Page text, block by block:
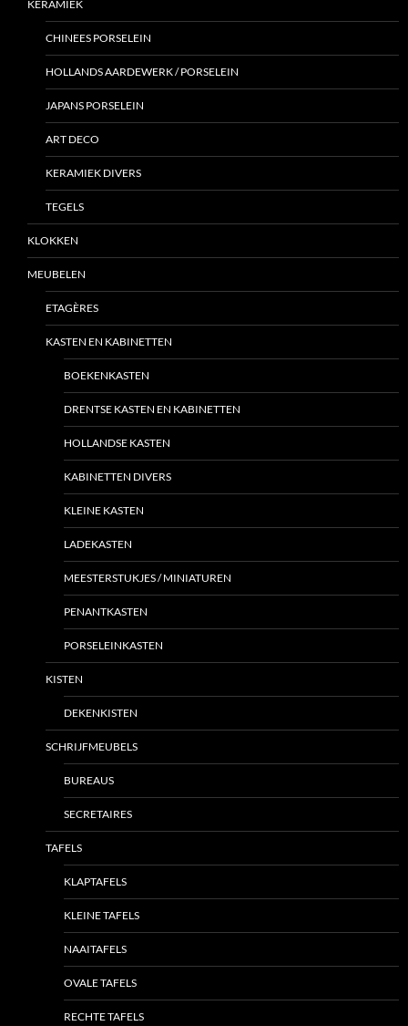
KERAMIEK
CHINEES PORSELEIN
HOLLANDS AARDEWERK / PORSELEIN
JAPANS PORSELEIN
ART DECO
KERAMIEK DIVERS
TEGELS
KLOKKEN
MEUBELEN
ETAGÈRES
KASTEN EN KABINETTEN
BOEKENKASTEN
DRENTSE KASTEN EN KABINETTEN
HOLLANDSE KASTEN
KABINETTEN DIVERS
KLEINE KASTEN
LADEKASTEN
MEESTERSTUKJES / MINIATUREN
PENANTKASTEN
PORSELEINKASTEN
KISTEN
DEKENKISTEN
SCHRIJFMEUBELS
BUREAUS
SECRETAIRES
TAFELS
KLAPTAFELS
KLEINE TAFELS
NAAITAFELS
OVALE TAFELS
RECHTE TAFELS